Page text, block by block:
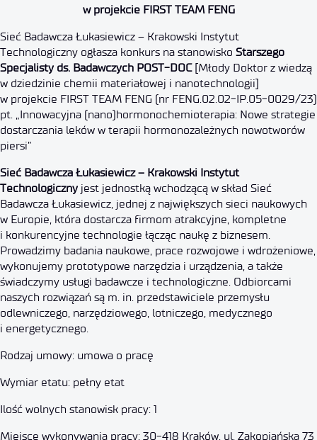
Starszy Specjalista ds.
5 października 2025
w projekcie FIRST TEAM FENG
Sieć Badawcza Łukasiewicz – Krakowski Instytut
Technologiczny ogłasza konkurs na stanowisko Starszego
Specjalisty ds. Badawczych POST-DOC[Młody Doktor z wiedzą
w dziedzinie chemii materiałowej i nanotechnologii]
w projekcie FIRST TEAM FENG (nr FENG.02.02-IP.05-0029/23)
pt. „Innowacyjna (nano)hormonochemioterapia: Nowe strategie
dostarczania leków w terapii hormonozależnych nowotworów
piersi”
Sieć Badawcza Łukasiewicz – Krakowski Instytut
Technologiczny jest jednostką wchodzącą w skład Sieć
Badawcza Łukasiewicz, jednej z największych sieci naukowych
w Europie, która dostarcza firmom atrakcyjne, kompletne
i konkurencyjne technologie łącząc naukę z biznesem.
Prowadzimy badania naukowe, prace rozwojowe i wdrożeniowe,
wykonujemy prototypowe narzędzia i urządzenia, a także
świadczymy usługi badawcze i technologiczne. Odbiorcami
naszych rozwiązań są m. in. przedstawiciele przemysłu
odlewniczego, narzędziowego, lotniczego, medycznego
i energetycznego.
Rodzaj umowy: umowa o pracę
Wymiar etatu: pełny etat
Ilość wolnych stanowisk pracy: 1
Miejsce wykonywania pracy: 30-418 Kraków, ul. Zakopiańska 73